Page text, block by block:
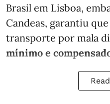
Brasil em Lisboa,
Candeas, garantiu
transporte por mala
mínimo e